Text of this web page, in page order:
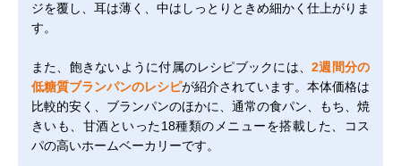
ジを覆し、耳は薄く、中はしっとりときめ細かく仕上がりま
す。
また、飽きないように付属のレシピブックには、2週間分の
低糖質ブランパンのレシピが紹介されています。本体価格は
比較的安く、ブランパンのほかに、通常の食パン、もち、焼
きいも、甘酒といった18種類のメニューを搭載した、コス
パの高いホームベーカリーです。